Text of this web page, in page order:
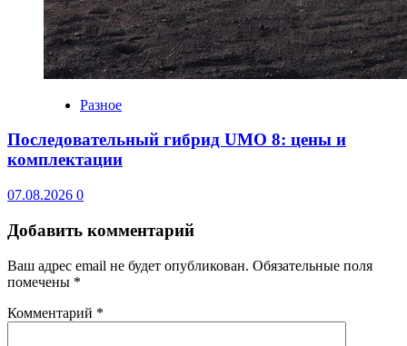
Разное
Последовательный гибрид UMO 8: цены и
комплектации
07.08.2026 0
Добавить комментарий
Ваш адрес email не будет опубликован. Обязательные поля
помечены *
Комментарий *